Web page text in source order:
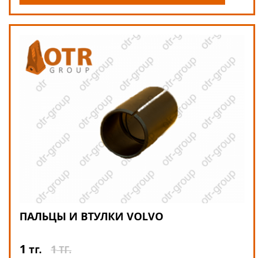
ПАЛЬЦЫ И ВТУЛКИ VOLVO
1 тг. 1ТГ.